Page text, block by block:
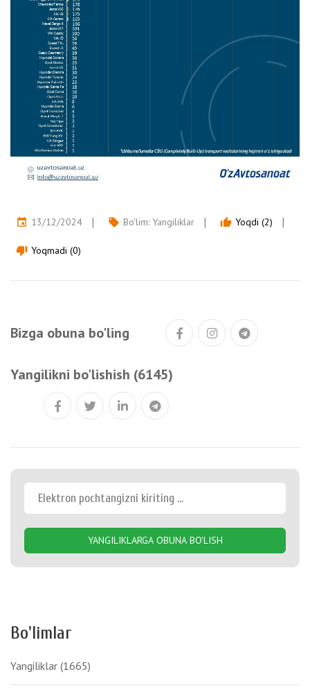
event 13/12/2024 local_offer Bo'lim: Yangiliklar thumb_up Yoqdi (2)
thumb_down Yoqmadi (0)
Bizga obuna bo'ling
Yangilikni bo'lishish (6145)
YANGILIKLARGA OBUNA BO'LISH
Bo'limlar
Yangiliklar (1665)